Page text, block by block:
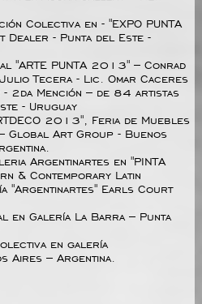
Colectiva en - "EXPO PUNTA
Dealer - Punta del Este -
"ARTE PUNTA 2013" – Conrad
Tecera - Lic. Omar Caceres
2da Mención – de 84 artistas
- Uruguay
2013", Feria de Muebles
Global Art Group - Buenos
Argentinartes en "PINTA
& Contemporary Latin
"Argentinartes" Earls Court
en Galería La Barra – Punta
en galería
Aires – Argentina.